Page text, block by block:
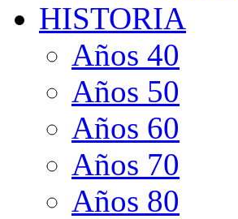
HISTORIA
Años 40
Años 50
Años 60
Años 70
Años 80